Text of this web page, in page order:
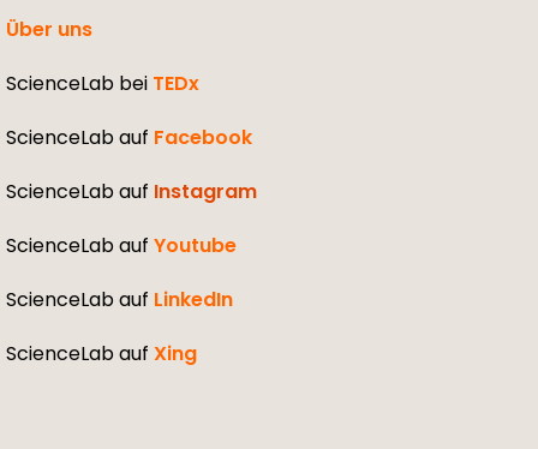
Über uns
ScienceLab bei TEDx
ScienceLab auf Facebook
ScienceLab auf Instagram
ScienceLab auf Youtube
ScienceLab auf LinkedIn
ScienceLab auf Xing